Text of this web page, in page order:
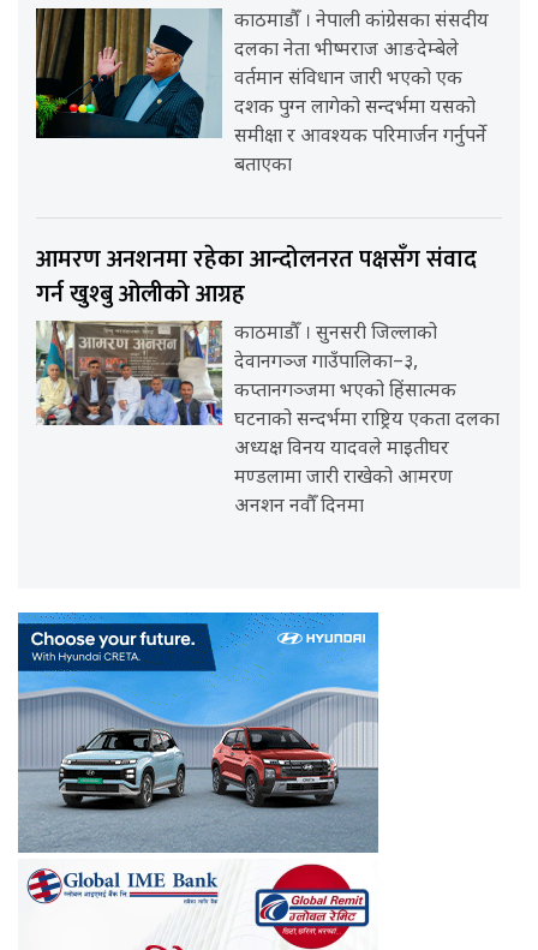
काठमाडौँ । नेपाली कांग्रेसका संसदीय
दलका नेता भीष्मराज आङदेम्बेले
वर्तमान संविधान जारी भएको एक
दशक पुग्न लागेको सन्दर्भमा यसको
समीक्षा र आवश्यक परिमार्जन गर्नुपर्ने
बताएका
आमरण अनशनमा रहेका आन्दोलनरत पक्षसँग संवाद
गर्न खुश्बु ओलीको आग्रह
काठमाडौँ । सुनसरी जिल्लाको
देवानगञ्ज गाउँपालिका–३,
कप्तानगञ्जमा भएको हिंसात्मक
घटनाको सन्दर्भमा राष्ट्रिय एकता दलका
अध्यक्ष विनय यादवले माइतीघर
मण्डलामा जारी राखेको आमरण
अनशन नवौँ दिनमा